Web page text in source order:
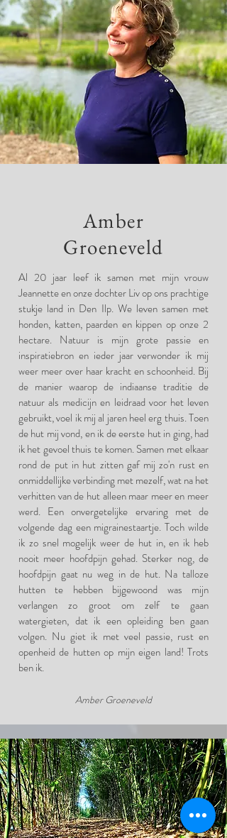
Amber
Groeneveld
Al 20 jaar leef ik samen met mijn vrouw
Jeannette en onze dochter Liv op ons prachtige
stukje land in Den Ilp. We leven samen met
honden, katten, paarden en kippen op onze 2
hectare. Natuur is mijn grote passie en
inspiratiebron en ieder jaar verwonder ik mij
weer meer over haar kracht en schoonheid. Bij
de manier waarop de indiaanse traditie de
natuur als medicijn en leidraad voor het leven
gebruikt, voel ik mij al jaren heel erg thuis. Toen
de hut mij vond, en ik de eerste hut in ging, had
ik het gevoel thuis te komen. Samen met elkaar
rond de put in hut zitten gaf mij zo'n rust en
onmiddellijke verbinding met mezelf, wat na het
verhitten van de hut alleen maar meer en meer
werd. Een onvergetelijke ervaring met de
volgende dag een migrainestaartje. Toch wilde
ik zo snel mogelijk weer de hut in, en ik heb
nooit meer hoofdpijn gehad. Sterker nog, de
hoofdpijn gaat nu weg in de hut. Na talloze
hutten te hebben bijgewoond was mijn
verlangen zo groot om zelf te gaan
watergieten, dat ik een opleiding ben gaan
volgen. Nu giet ik met veel passie, rust en
openheid de hutten op mijn eigen land! Trots
ben ik.
Amber Groeneveld